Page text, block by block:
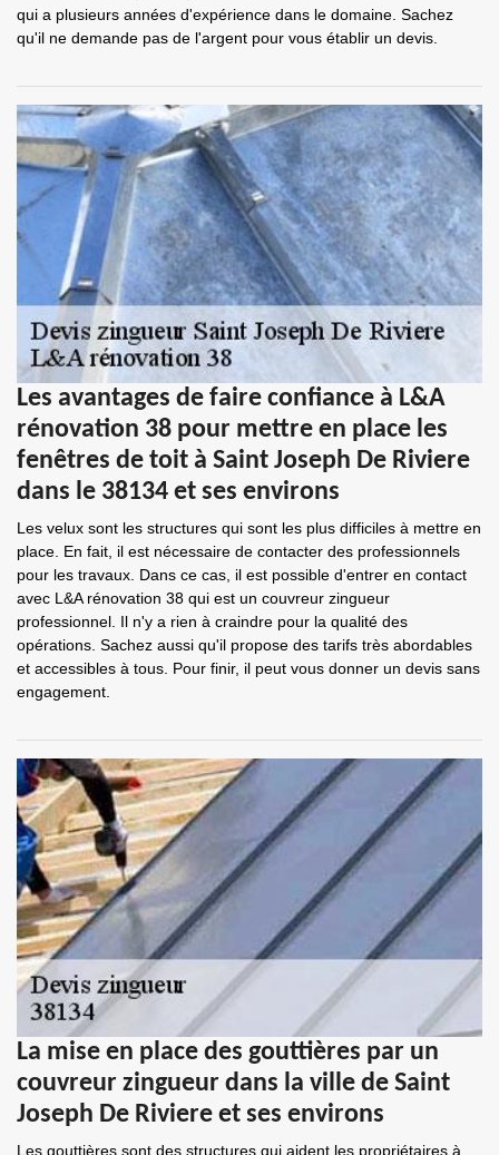
qui a plusieurs années d'expérience dans le domaine. Sachez
qu'il ne demande pas de l'argent pour vous établir un devis.
Les avantages de faire confiance à L&A
rénovation 38 pour mettre en place les
fenêtres de toit à Saint Joseph De Riviere
dans le 38134 et ses environs
Les velux sont les structures qui sont les plus difficiles à mettre en
place. En fait, il est nécessaire de contacter des professionnels
pour les travaux. Dans ce cas, il est possible d'entrer en contact
avec L&A rénovation 38 qui est un couvreur zingueur
professionnel. Il n'y a rien à craindre pour la qualité des
opérations. Sachez aussi qu'il propose des tarifs très abordables
et accessibles à tous. Pour finir, il peut vous donner un devis sans
engagement.
La mise en place des gouttières par un
couvreur zingueur dans la ville de Saint
Joseph De Riviere et ses environs
Les gouttières sont des structures qui aident les propriétaires à